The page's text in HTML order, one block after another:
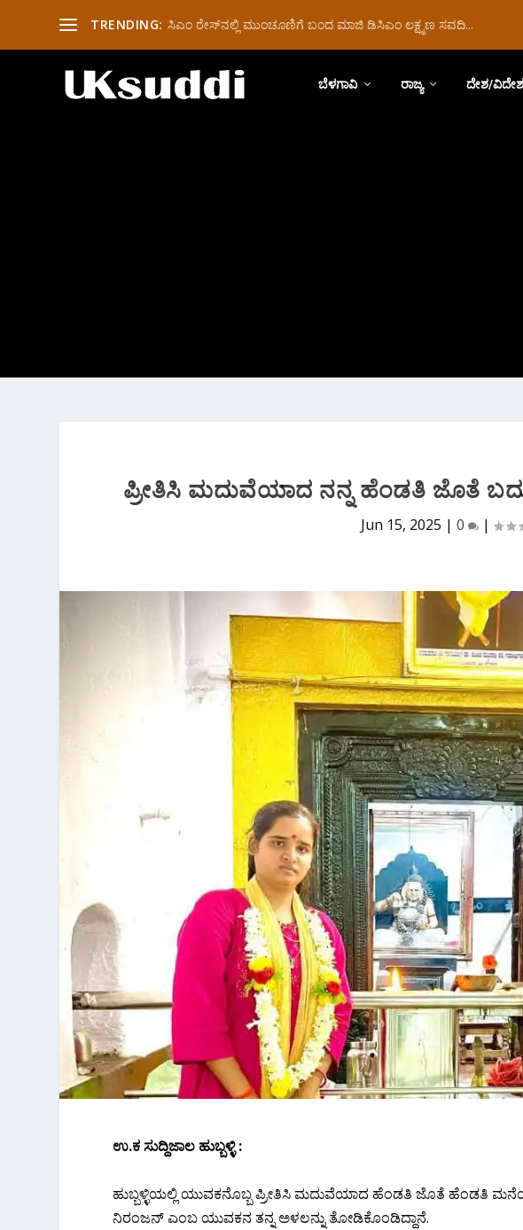
TRENDING: ಸಿಎಂ ರೇಸ್‌ನಲ್ಲಿ ಮುಂಚೂಣಿಗೆ ಬಂದ ಮಾಜಿ ಡಿಸಿಎಂ ಲಕ್ಷ್ಮಣ ಸವದಿ...
ಬೆಳಗಾವಿ ರಾಜ್ಯ ದೇಶ/ವಿದೇಶ
ಪ್ರೀತಿಸಿ ಮದುವೆಯಾದ ನನ್ನ ಹೆಂಡತಿ ಜೊತೆ
Jun 15, 2025 | 0 |
ಉ.ಕ ಸುದ್ದಿಜಾಲ ಹುಬ್ಬಳ್ಳಿ :
ಹುಬ್ಬಳ್ಳಿಯಲ್ಲಿ ಯುವಕನೊಬ್ಬ ಪ್ರೀತಿಸಿ ಮದುವೆಯಾದ ಹೆಂಡತಿ ಜೊತೆ ಹೆಂಡತಿ
ನಿರಂಜನ್ ಎಂಬ ಯುವಕನ ತನ್ನ ಅಳಲನ್ನು ತೋಡಿಕೊಂಡಿದ್ದಾನೆ.